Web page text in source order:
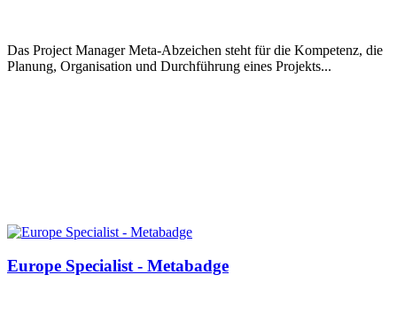
Das Project Manager Meta-Abzeichen steht für die Kompetenz, die
Planung, Organisation und Durchführung eines Projekts...
Europe Specialist - Metabadge